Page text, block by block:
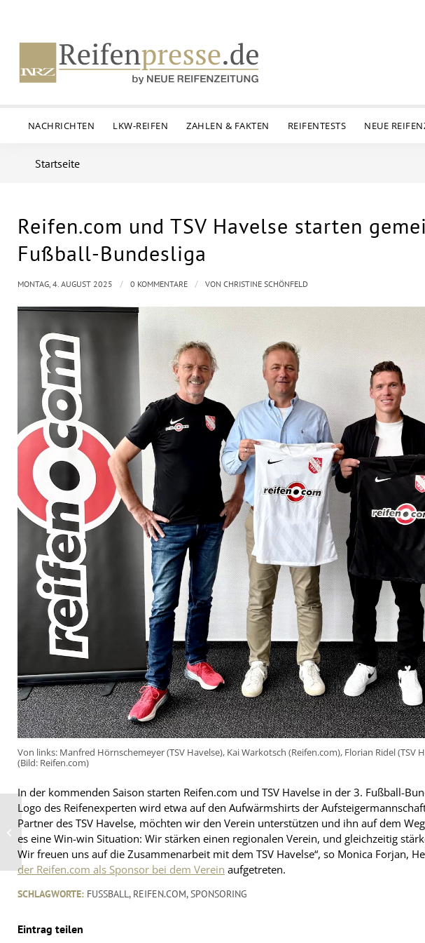
NACHRICHTEN LKW-REIFEN ZAHLEN & FAKTEN REIFENTESTS NEUE
Startseite
Reifen.com und TSV Havelse starten
Fußball-Bundesliga
Von links: Manfred Hörnschemeyer (TSV Havelse), Kai Warkotsch (Reifen.com), Florian Ridel (TSV
(Bild: Reifen.com)
In der kommenden Saison starten Reifen.com und TSV Havelse in der 3. Fußball-
Logo des Reifenexperten wird etwa auf den Aufwärmshirts der
Partner des TSV Havelse, möchten wir den Verein unterstützen und ihn auf dem
es eine Win-win Situation: Wir stärken einen regionalen Verein, und gleichzeitig
Wir freuen uns auf die Zusammenarbeit mit dem TSV Havelse“, so Monica Forjan,
der Reifen.com als Sponsor bei dem Verein aufgetreten.
MONTAG, 4. AUGUST 2025 / 0 KOMMENTARE / VON CHRISTINE SCHÖNFELD
SCHLAGWORTE: FUSSBALL , REIFEN.COM,SPONSORING
Eintrag teilen
Behörden ordnen die
Schließung des
Reifenwerks von Prinx
Chengshan in
Thailand...